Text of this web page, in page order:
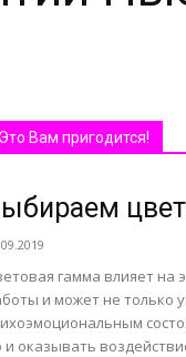
Это Вам пригодится!
гамма влияет на
и может не только
и оказывать